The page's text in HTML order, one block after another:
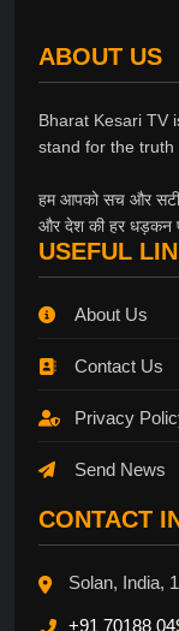
ABOUT US
Bharat Kesari TV
stand for the truth
हम आपको सच और
और देश की हर धड़कन
USEFUL
About Us
Contact Us
Privacy
Send News
CONTACT
Solan, India,
+91 70188